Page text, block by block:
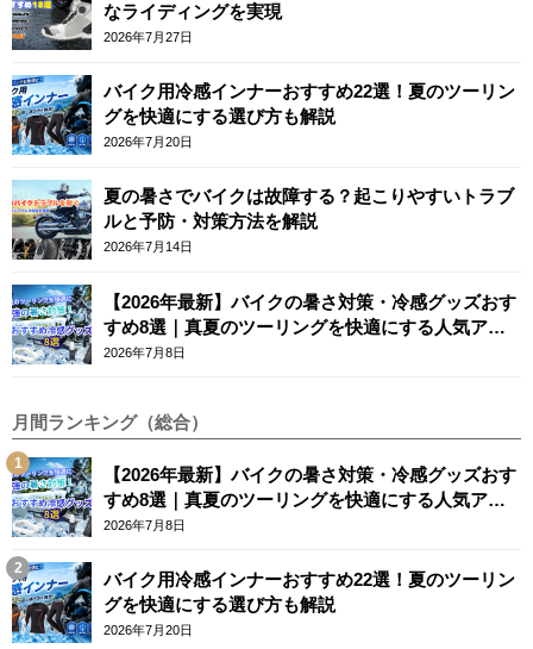
なライディングを実現
2026年7月27日
バイク用冷感インナーおすすめ22選！夏のツーリン
グを快適にする選び方も解説
2026年7月20日
夏の暑さでバイクは故障する？起こりやすいトラブ
ルと予防・対策方法を解説
2026年7月14日
【2026年最新】バイクの暑さ対策・冷感グッズおす
すめ8選｜真夏のツーリングを快適にする人気アイ
テム
2026年7月8日
月間ランキング（総合）
【2026年最新】バイクの暑さ対策・冷感グッズおす
すめ8選｜真夏のツーリングを快適にする人気アイ
テム
2026年7月8日
バイク用冷感インナーおすすめ22選！夏のツーリン
グを快適にする選び方も解説
2026年7月20日